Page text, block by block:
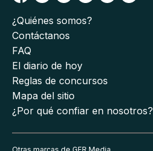
¿Quiénes somos?
Contáctanos
FAQ
El diario de hoy
Reglas de concursos
Mapa del sitio
¿Por qué confiar en nosotros?